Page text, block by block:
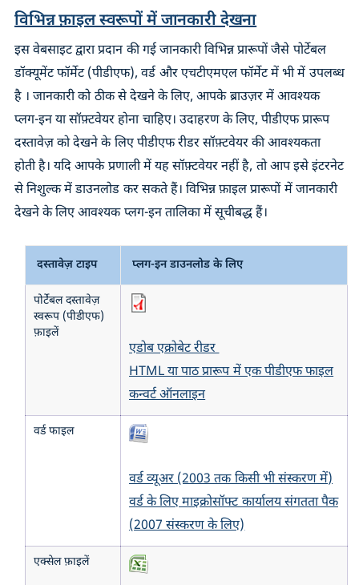
विभिन्न फ़ाइल स्वरूपों में जानकारी देखना
इस वेबसाइट द्वारा प्रदान की गई जानकारी विभिन्न प्रारूपों जैसे पोर्टेबल
डॉक्यूमेंट फॉर्मेट (पीडीएफ), वर्ड और एचटीएमएल फॉर्मेट में भी में उपलब्ध
है । जानकारी को ठीक से देखने के लिए, आपके ब्राउज़र में आवश्यक
प्लग-इन या सॉफ़्टवेयर होना चाहिए। उदाहरण के लिए, पीडीएफ प्रारूप
दस्तावेज़ को देखने के लिए पीडीएफ रीडर सॉफ़्टवेयर की आवश्यकता
होती है। यदि आपके प्रणाली में यह सॉफ़्टवेयर नहीं है, तो आप इसे इंटरनेट
से निशुल्क में डाउनलोड कर सकते हैं। विभिन्न फ़ाइल प्रारूपों में जानकारी
देखने के लिए आवश्यक प्लग-इन तालिका में सूचीबद्ध हैं।
दस्तावेज़ टाइप प्लग-इन डाउनलोड के लिए
पोर्टेबल दस्तावेज़
स्वरूप (पीडीएफ)
फ़ाइलें
एडोब एक्रोबेट रीडर
HTML या पाठ प्रारूप में एक पीडीएफ फाइल
कन्वर्ट ऑनलाइन
वर्ड फाइल
वर्ड व्यूअर (2003 तक किसी भी संस्करण में)
वर्ड के लिए माइक्रोसॉफ्ट कार्यालय संगतता पैक
(2007 संस्करण के लिए)
एक्सेल फ़ाइलें